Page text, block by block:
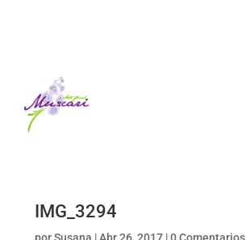
IMG_3294
porSusana |Abr 26, 2017|0 Comentarios